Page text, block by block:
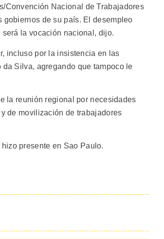
Convención Nacional de Trabajadores
de su país. El desempleo
la vocación nacional, dijo.
incluso por la insistencia en las
Silva, agregando que tampoco le
la reunión regional por necesidades
de movilización de trabajadores
presente en Sao Paulo.